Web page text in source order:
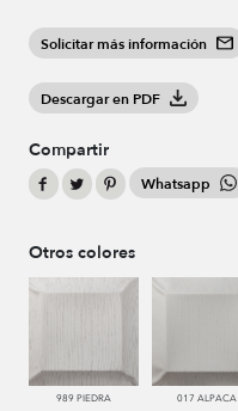
Solicitar más información
Descargar en PDF
Compartir
Whatsapp
Otros colores
989 PIEDRA 017 ALPACA